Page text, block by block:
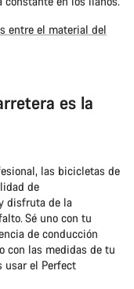
entre el material del
es la
las bicicletas de
de
disfruta de la
Sé uno con tu
de conducción
con las medidas de tu
usar el Perfect